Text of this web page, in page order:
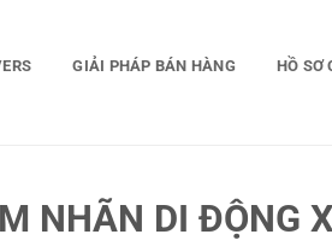
GIẢI PHÁP BÁN HÀNG HỒ SƠ
NHÃN DI ĐỘNG